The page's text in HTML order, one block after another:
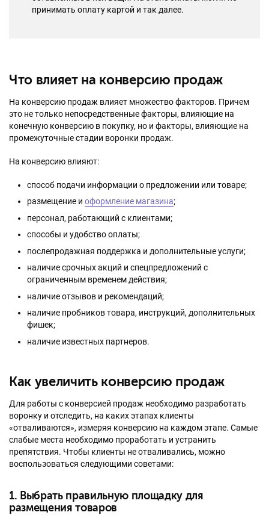
принимать оплату картой и так далее.
Что влияет на конверсию продаж
На конверсию продаж влияет множество факторов. Причем
это не только непосредственные факторы, влияющие на
конечную конверсию в покупку, но и факторы, влияющие на
промежуточные стадии воронки продаж.
На конверсию влияют:
способ подачи информации о предложении или товаре;
размещение и оформление магазина;
персонал, работающий с клиентами;
способы и удобство оплаты;
послепродажная поддержка и дополнительные услуги;
наличие срочных акций и спецпредложений с
ограниченным временем действия;
наличие отзывов и рекомендаций;
наличие пробников товара, инструкций, дополнительных
фишек;
наличие известных партнеров.
Как увеличить конверсию продаж
Для работы с конверсией продаж необходимо разработать
воронку и отследить, на каких этапах клиенты
«отваливаются», измеряя конверсию на каждом этапе. Самые
слабые места необходимо проработать и устранить
препятствия. Чтобы клиенты не отваливались, можно
воспользоваться следующими советами:
1. Выбрать правильную площадку для
размещения товаров